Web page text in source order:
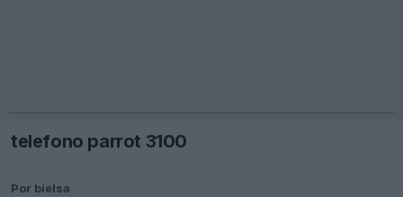
telefono parrot 3100
Por bielsa